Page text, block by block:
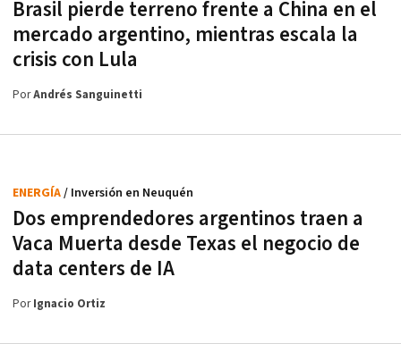
Brasil pierde terreno frente a China en el
mercado argentino, mientras escala la
crisis con Lula
PorAndrés Sanguinetti
Dos emprendedores argentinos traen a
Vaca Muerta desde Texas el negocio de
data centers de IA
ENERGÍA/ Inversión en Neuquén
PorIgnacio Ortiz